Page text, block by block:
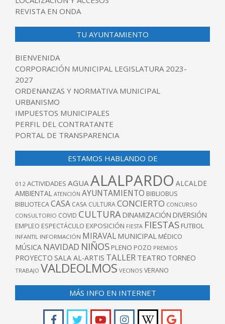
REVISTA EN ONDA
TU AYUNTAMIENTO
BIENVENIDA
CORPORACIÓN MUNICIPAL LEGISLATURA 2023-
2027
ORDENANZAS Y NORMATIVA MUNICIPAL
URBANISMO
IMPUESTOS MUNICIPALES
PERFIL DEL CONTRATANTE
PORTAL DE TRANSPARENCIA
ESTAMOS HABLANDO DE
012 ACTIVIDADES AGUA ALALPARDO ALCALDE
AMBIENTAL ATENCIÓN AYUNTAMIENTO BIBLIOBUS
BIBLIOTECACASA CASA CULTURACONCIERTO CONCURSO
CONSULTORIO COVID CULTURA DINAMIZACIÓN DIVERSIÓN
EMPLEO ESPECTÁCULO EXPOSICIÓN FIESTA FIESTAS FUTBOL
INFANTIL INFORMACIÓN MIRAVAL MUNICIPAL MÉDICO
MÚSICA NAVIDAD NIÑOS PLENO POZO PREMIOS
PROYECTO SALA AL-ARTIS TALLER TEATRO TORNEO
TRABAJO VALDEOLMOS VECINOS VERANO
MÁS INFO EN INTERNET